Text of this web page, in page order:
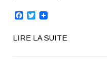
Facebook
Twitter
LIRE LA SUITE